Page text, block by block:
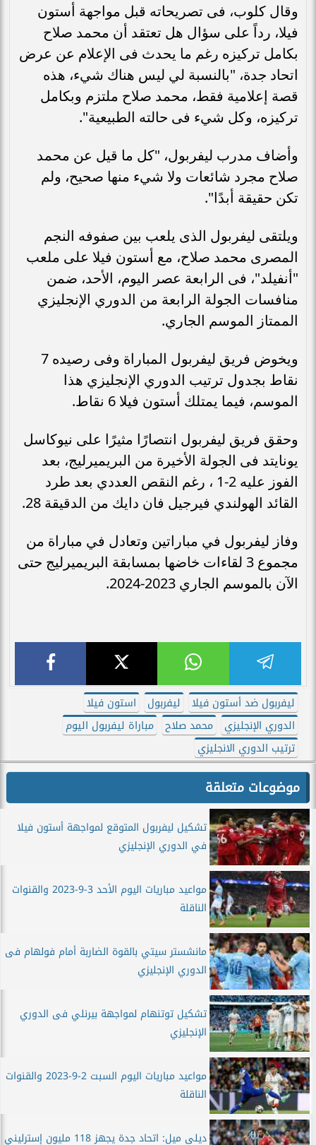
وقال كلوب، فى تصريحاته قبل مواجهة أستون
فيلا، رداً على سؤال هل تعتقد أن محمد صلاح
بكامل تركيزه رغم ما يحدث فى الإعلام عن عرض
اتحاد جدة، "بالنسبة لي ليس هناك شيء، هذه
قصة إعلامية فقط، محمد صلاح ملتزم وبكامل
تركيزه، وكل شيء فى حالته الطبيعية".
وأضاف مدرب ليفربول، "كل ما قيل عن محمد
صلاح مجرد شائعات ولا شيء منها صحيح، ولم
تكن حقيقة أبدًا".
ويلتقى ليفربول الذى يلعب بين صفوفه النجم
المصرى محمد صلاح، مع أستون فيلا على ملعب
"أنفيلد"، فى الرابعة عصر اليوم، الأحد، ضمن
منافسات الجولة الرابعة من الدوري الإنجليزي
الممتاز الموسم الجاري.
ويخوض فريق ليفربول المباراة وفى رصيده 7
نقاط بجدول ترتيب الدوري الإنجليزي هذا
الموسم، فيما يمتلك أستون فيلا 6 نقاط.
وحقق فريق ليفربول انتصارًا مثيرًا على نيوكاسل
يونايتد فى الجولة الأخيرة من البريميرليج، بعد
الفوز عليه 2-1 ، رغم النقص العددي بعد طرد
القائد الهولندي فيرجيل فان دايك من الدقيقة 28.
وفاز ليفربول في مباراتين وتعادل في مباراة من
مجموع 3 لقاءات خاضها بمسابقة البريميرليج حتى
الآن بالموسم الجاري 2023-2024.
ليفربول ضد أستون فيلا ليفربول
استون فيلا
الدوري الإنجليزي
محمد صلاح
مباراة ليفربول اليوم
ترتيب الدوري الانجليزي
موضوعات متعلقة
تشكيل ليفربول المتوقع لمواجهة أستون فيلا
في الدوري الإنجليزي
مواعيد مباريات اليوم الأحد 3-9-2023 والقنوات
الناقلة
مانشستر سيتي بالقوة الضاربة أمام فولهام فى
الدوري الإنجليزي
تشكيل توتنهام لمواجهة بيرنلي فى الدوري
الإنجليزي
مواعيد مباريات اليوم السبت 2-9-2023 والقنوات
الناقلة
ديلى ميل: اتحاد جدة يجهز 118 مليون إسترليني